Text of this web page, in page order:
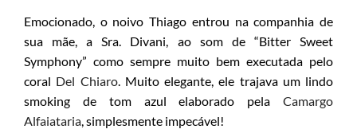
Emocionado, o noivo Thiago entrou na companhia de
sua mãe, a Sra. Divani, ao som de “Bitter Sweet
Symphony” como sempre muito bem executada pelo
coral Del Chiaro. Muito elegante, ele trajava um lindo
smoking de tom azul elaborado pela Camargo
Alfaiataria, simplesmente impecável!